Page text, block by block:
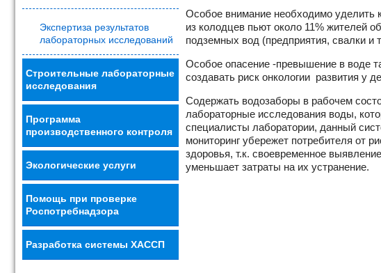
Экспертиза результатов
лабораторных исследований
Строительные лабораторные
исследования
Программа
производственного контроля
Экологические услуги
Помощь при проверке
Роспотребнадзора
Разработка системы ХАССП
Особое внимание необходимо уделить
из колодцев пьют около 11% жителей
подземных вод (предприятия, свалки и
Особое опасение -превышение в воде
создавать риск онкологии развития у
Содержать водозаборы в рабочем
лабораторные исследования воды,
специалисты лаборатории, данный
мониторинг убережет потребителя от
здоровья, т.к. своевременное
уменьшает затраты на их устранение.